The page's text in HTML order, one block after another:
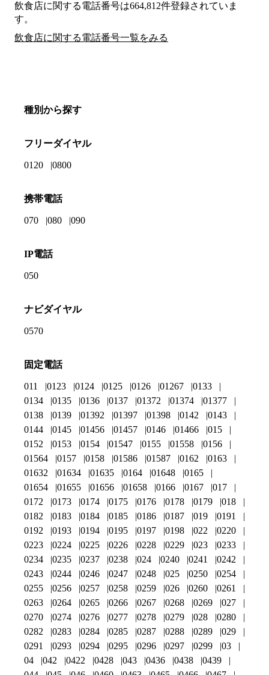
飲食店に関する電話番号は664,812件登録されていま
す。
飲食店に関する電話番号一覧をみる
種別から探す
フリーダイヤル
0120 0800
携帯電話
070 080 090
IP電話
050
ナビダイヤル
0570
固定電話
011 0123 0124 0125 0126 01267
0133
0134
0135 0136 0137 01372 01374
01377
0138
0139 01392 01397 01398 0142
0143
0144
0145 01456 01457 0146 01466
015
0152
0153 0154 01547 0155 01558
0156
01564
0157 0158 01586 01587 0162
0163
01632
01634 01635 0164 01648
0165
01654
01655 01656 01658 0166 0167
017
0172
0173 0174 0175 0176 0178 0179
018
0182
0183 0184 0185 0186 0187 019
0191
0192
0193 0194 0195 0197 0198 022
0220
0223
0224 0225 0226 0228 0229 023
0233
0234
0235 0237 0238 024 0240 0241
0242
0243
0244 0246 0247 0248 025 0250
0254
0255
0256 0257 0258 0259 026 0260
0261
0263
0264 0265 0266 0267 0268 0269
027
0270
0274 0276 0277 0278 0279 028
0280
0282
0283 0284 0285 0287 0288 0289
029
0291
0293 0294 0295 0296 0297 0299
03
04
042 0422 0428 043 0436 0438
0439